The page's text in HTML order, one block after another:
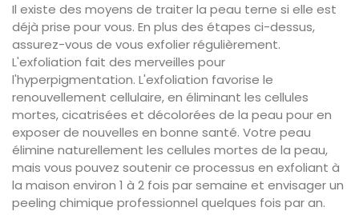
Il existe des moyens de traiter la peau terne si elle est
déjà prise pour vous. En plus des étapes ci-dessus,
assurez-vous de vous exfolier régulièrement.
L'exfoliation fait des merveilles pour
l'hyperpigmentation. L'exfoliation favorise le
renouvellement cellulaire, en éliminant les cellules
mortes, cicatrisées et décolorées de la peau pour en
exposer de nouvelles en bonne santé. Votre peau
élimine naturellement les cellules mortes de la peau,
mais vous pouvez soutenir ce processus en exfoliant à
la maison environ 1 à 2 fois par semaine et envisager un
peeling chimique professionnel quelques fois par an.